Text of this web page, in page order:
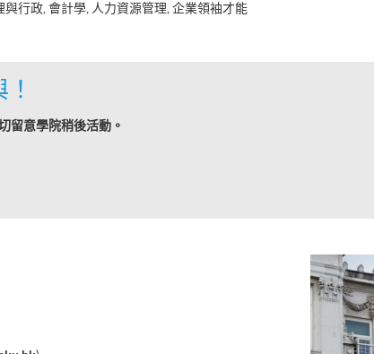
與行政, 會計學, 人力資源管理, 企業領袖才能
留意學院稍後活動。